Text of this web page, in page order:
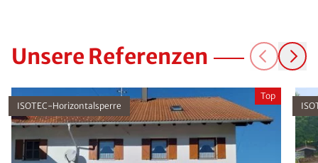
Unsere Referenzen
ISOTEC-Horizontalsperre
Top